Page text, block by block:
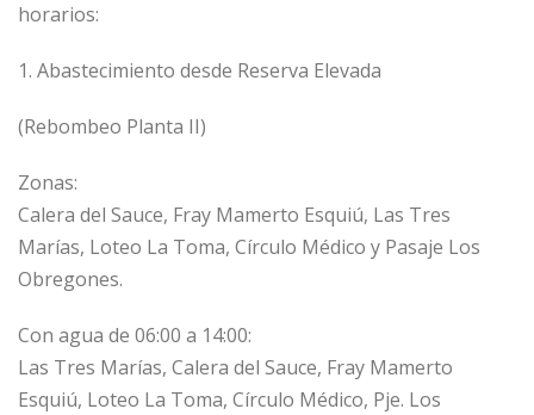
horarios:
1. Abastecimiento desde Reserva Elevada
(Rebombeo Planta II)
Zonas:
Calera del Sauce, Fray Mamerto Esquiú, Las Tres
Marías, Loteo La Toma, Círculo Médico y Pasaje Los
Obregones.
Con agua de 06:00 a 14:00:
Las Tres Marías, Calera del Sauce, Fray Mamerto
Esquiú, Loteo La Toma, Círculo Médico, Pje. Los